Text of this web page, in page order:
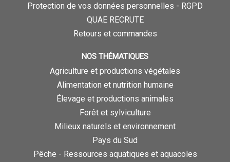
Protection de vos données personnelles - RGPD
QUAE RECRUTE
Retours et commandes
NOS THÉMATIQUES
Agriculture et productions végétales
Alimentation et nutrition humaine
Élevage et productions animales
Forêt et sylviculture
Milieux naturels et environnement
Pays du Sud
Pêche - Ressources aquatiques et aquacoles